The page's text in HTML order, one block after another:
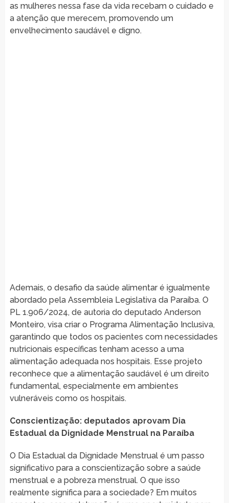
as mulheres nessa fase da vida recebam o cuidado e
a atenção que merecem, promovendo um
envelhecimento saudável e digno.
Ademais, o desafio da saúde alimentar é igualmente
abordado pela Assembleia Legislativa da Paraíba. O
PL 1.906/2024, de autoria do deputado Anderson
Monteiro, visa criar o Programa Alimentação Inclusiva,
garantindo que todos os pacientes com necessidades
nutricionais específicas tenham acesso a uma
alimentação adequada nos hospitais. Esse projeto
reconhece que a alimentação saudável é um direito
fundamental, especialmente em ambientes
vulneráveis como os hospitais.
Conscientização: deputados aprovam Dia
Estadual da Dignidade Menstrual na Paraíba
O Dia Estadual da Dignidade Menstrual é um passo
significativo para a conscientização sobre a saúde
menstrual e a pobreza menstrual. O que isso
realmente significa para a sociedade? Em muitos